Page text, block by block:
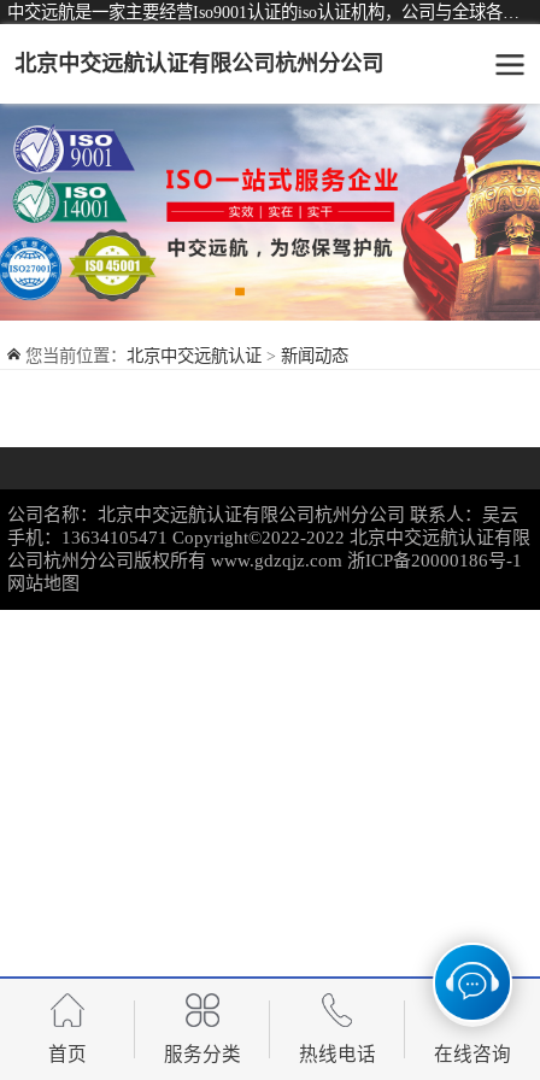
北京中交远航认证有限公司杭州分公司
您当前位置： 北京中交远航认证 > 新闻动态
公司名称：北京中交远航认证有限公司杭州分公司 联系人：吴云
手机：13634105471 Copyright©2022-2022 北京中交远航认证有限
公司杭州分公司版权所有 www.gdzqjz.com 浙ICP备20000186号-1
网站地图
首页 服务分类 热线电话 在线咨询
认证服务 可从事认证业务一览表
ISO9001质量管理体系认证
ISO14001环境管理体系认证
ISO45001职业健康安全管理体系认证
交通运输服务认证
商品与售后服务认证
可靠性管理体系认证